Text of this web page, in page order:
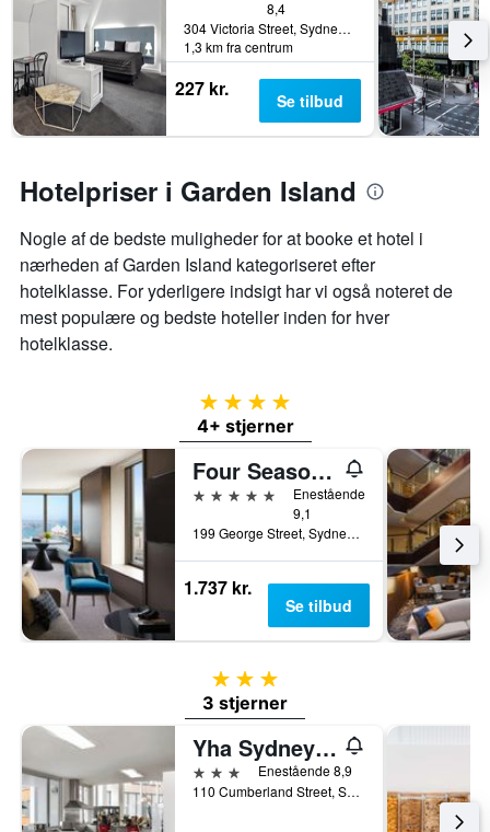
8,4
304 Victoria Street, Sydney, NSW, Australien
1,3 km fra centrum
227 kr. Se tilbud
Hotelpriser i Garden Island
Nogle af de bedste muligheder for at booke et hotel i
nærheden af ​​Garden Island kategoriseret efter
hotelklasse. For yderligere indsigt har vi også noteret de
mest populære og bedste hoteller inden for hver
hotelklasse.
4 stjerner
4+ stjerner
Four Seasons Hotel Sydney
5 stjerner
Enestående
9,1
199 George Street, Sydney, NSW, Australien
1.737 kr.
Se tilbud
3 stjerner
3 stjerner
Yha Sydney Harbour
3 stjernerEnestående 8,9
110 Cumberland Street, Sydney, NSW, Australien